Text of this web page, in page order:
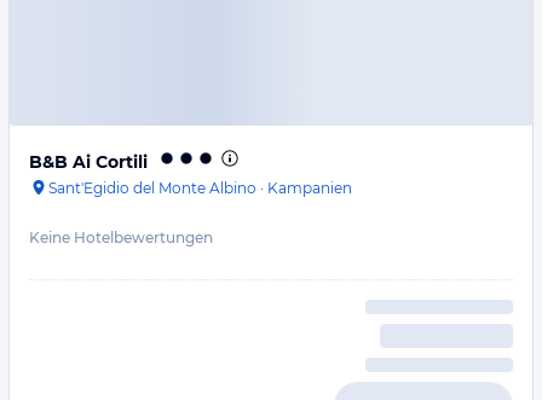
B&B Ai Cortili
Sant'Egidio del Monte Albino · Kampanien
Keine Hotelbewertungen